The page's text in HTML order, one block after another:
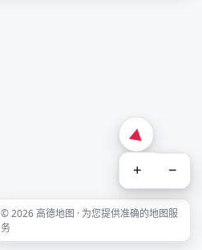
+ −
© 2026 高德地图 · 为您提供准确的地图服
务